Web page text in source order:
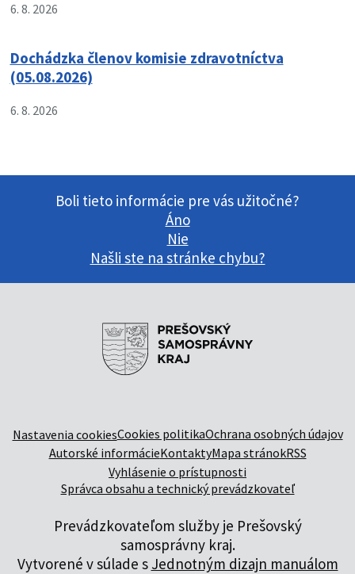
6. 8. 2026
Dochádzka členov komisie zdravotníctva
(05.08.2026)
6. 8. 2026
Boli tieto informácie pre vás užitočné?
Áno
Nie
Našli ste na stránke chybu?
Nastavenia cookiesCookies politikaOchrana osobných údajov
Autorské informácieKontaktyMapa stránokRSS
Vyhlásenie o prístupnosti
Správca obsahu a technický prevádzkovateľ
Prevádzkovateľom služby je Prešovský
samosprávny kraj.
Vytvorené v súlade s Jednotným dizajn manuálom